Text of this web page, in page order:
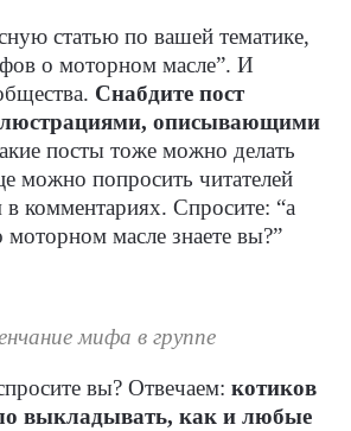
статью по вашей тематике,
о моторном масле”. И
Снабдите пост
описывающими
посты тоже можно делать
можно попросить читателей
в комментариях. Спросите: “а
масле знаете вы?”
мифа в группе
вы? Отвечаем: котиков
выкладывать, как и любые